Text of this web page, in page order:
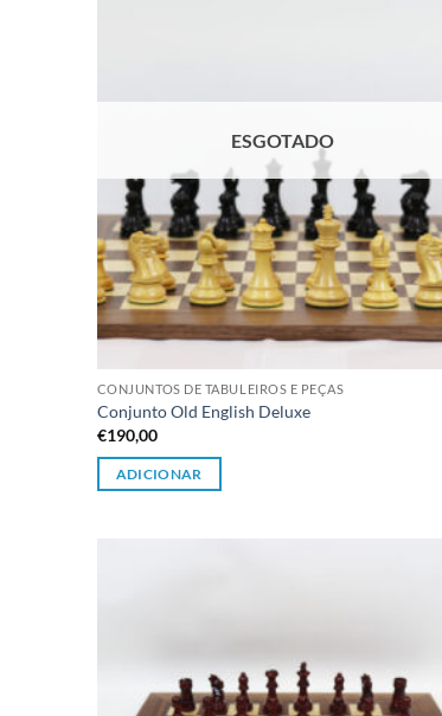
ESGOTADO
CONJUNTOS DE TABULEIROS E PEÇAS
Conjunto Old English Deluxe
€190,00
ADICIONAR